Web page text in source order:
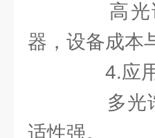
高光谱
器，设备成本
4.应用
多光谱
适性强。